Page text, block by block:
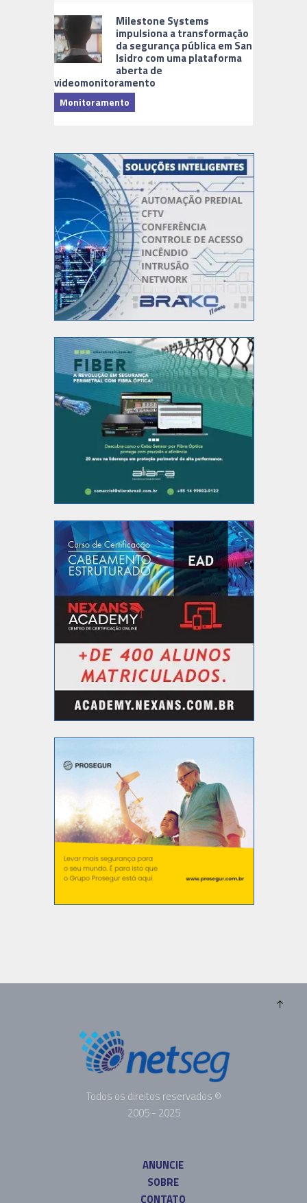
Milestone Systems
impulsiona a transformação
da segurança pública em San
Isidro com uma plataforma
aberta de
videomonitoramento
Monitoramento
Todos os direitos reservados ©
2005 - 2025
ANUNCIE
SOBRE
CONTATO